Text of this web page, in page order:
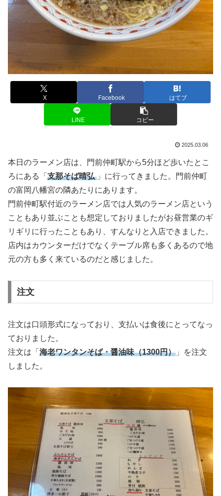
X Facebook はてブ
LINE コピー
2025.03.06
本日のラーメン店は、門前仲町駅から5分ほど歩いたとこ
ろにある「 支那そば晴弘 」に行ってきました。門前仲町
の富岡八幡宮の隣あたりにあります。
門前仲町駅付近のラーメン店では人気のラーメン店という
こともあり並ぶことも想定しておりましたがお昼営業のギ
リギリに行ったこともあり、すんなりと入店できました。
店内はカウンターだけでなくテーブル席も多くあるので地
元の方も多く来ているのだと感じました。
注文
注文は口頭形式になっており、支払いは食後にとってなっ
ておりました。
注文は「 海老ワンタンそば・醤油味（1300円） 」を注文
しました。